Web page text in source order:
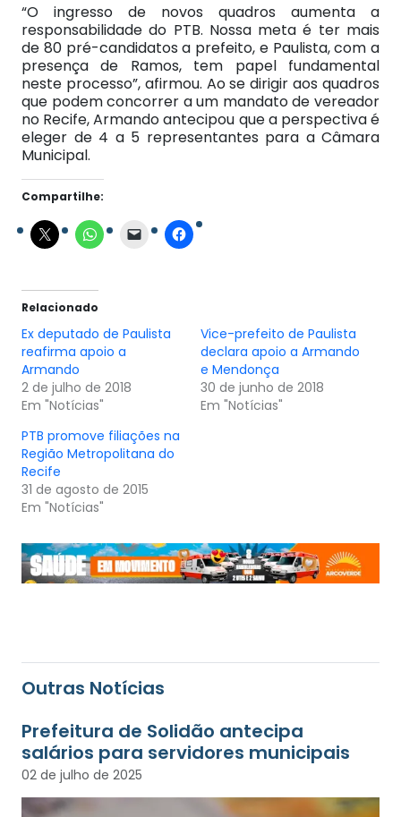
“O ingresso de novos quadros aumenta a
responsabilidade do PTB. Nossa meta é ter mais
de 80 pré-candidatos a prefeito, e Paulista, com a
presença de Ramos, tem papel fundamental
neste processo”, afirmou. Ao se dirigir aos quadros
que podem concorrer a um mandato de vereador
no Recife, Armando antecipou que a perspectiva é
eleger de 4 a 5 representantes para a Câmara
Municipal.
Compartilhe:
Relacionado
Ex deputado de Paulista
reafirma apoio a
Armando
2 de julho de 2018
Em "Notícias"
Vice-prefeito de Paulista
declara apoio a Armando
e Mendonça
30 de junho de 2018
Em "Notícias"
PTB promove filiações na
Região Metropolitana do
31 de agosto de 2015
Em "Notícias"
Outras Notícias
Prefeitura de Solidão antecipa
salários para servidores municipais
02 de julho de 2025